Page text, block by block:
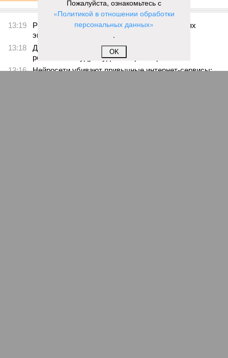
Киев перешёл к террору гражданских, пора давать
адекватный ответ
Киев перешёл к террору гражданских, пора давать
адекватный ответ
Мочить в сортире
Пожалуйста, ознакомьтесь с
«Политикой в отношении обработки
персональных данных»
.
OK